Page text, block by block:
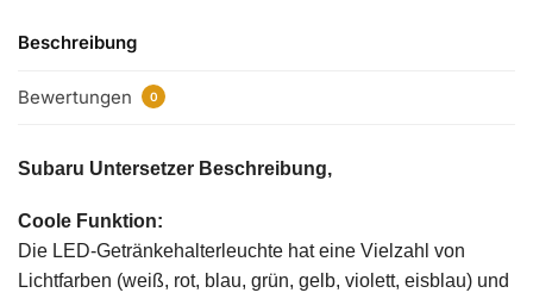
Beschreibung
Bewertungen 0
Subaru Untersetzer Beschreibung,
Coole Funktion:
Die LED-Getränkehalterleuchte hat eine Vielzahl von
Lichtfarben (weiß, rot, blau, grün, gelb, violett, eisblau) und